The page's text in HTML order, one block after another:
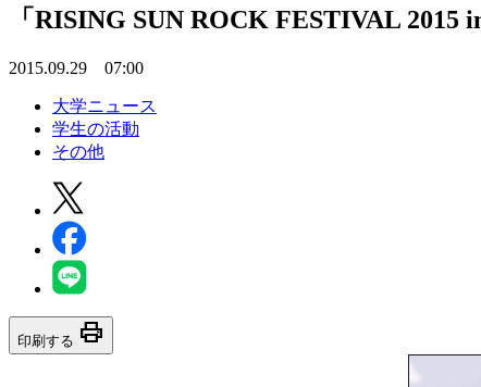
「RISING SUN ROCK FESTIVAL 2015
2015.09.29 07:00
大学ニュース
学生の活動
その他
印刷する print